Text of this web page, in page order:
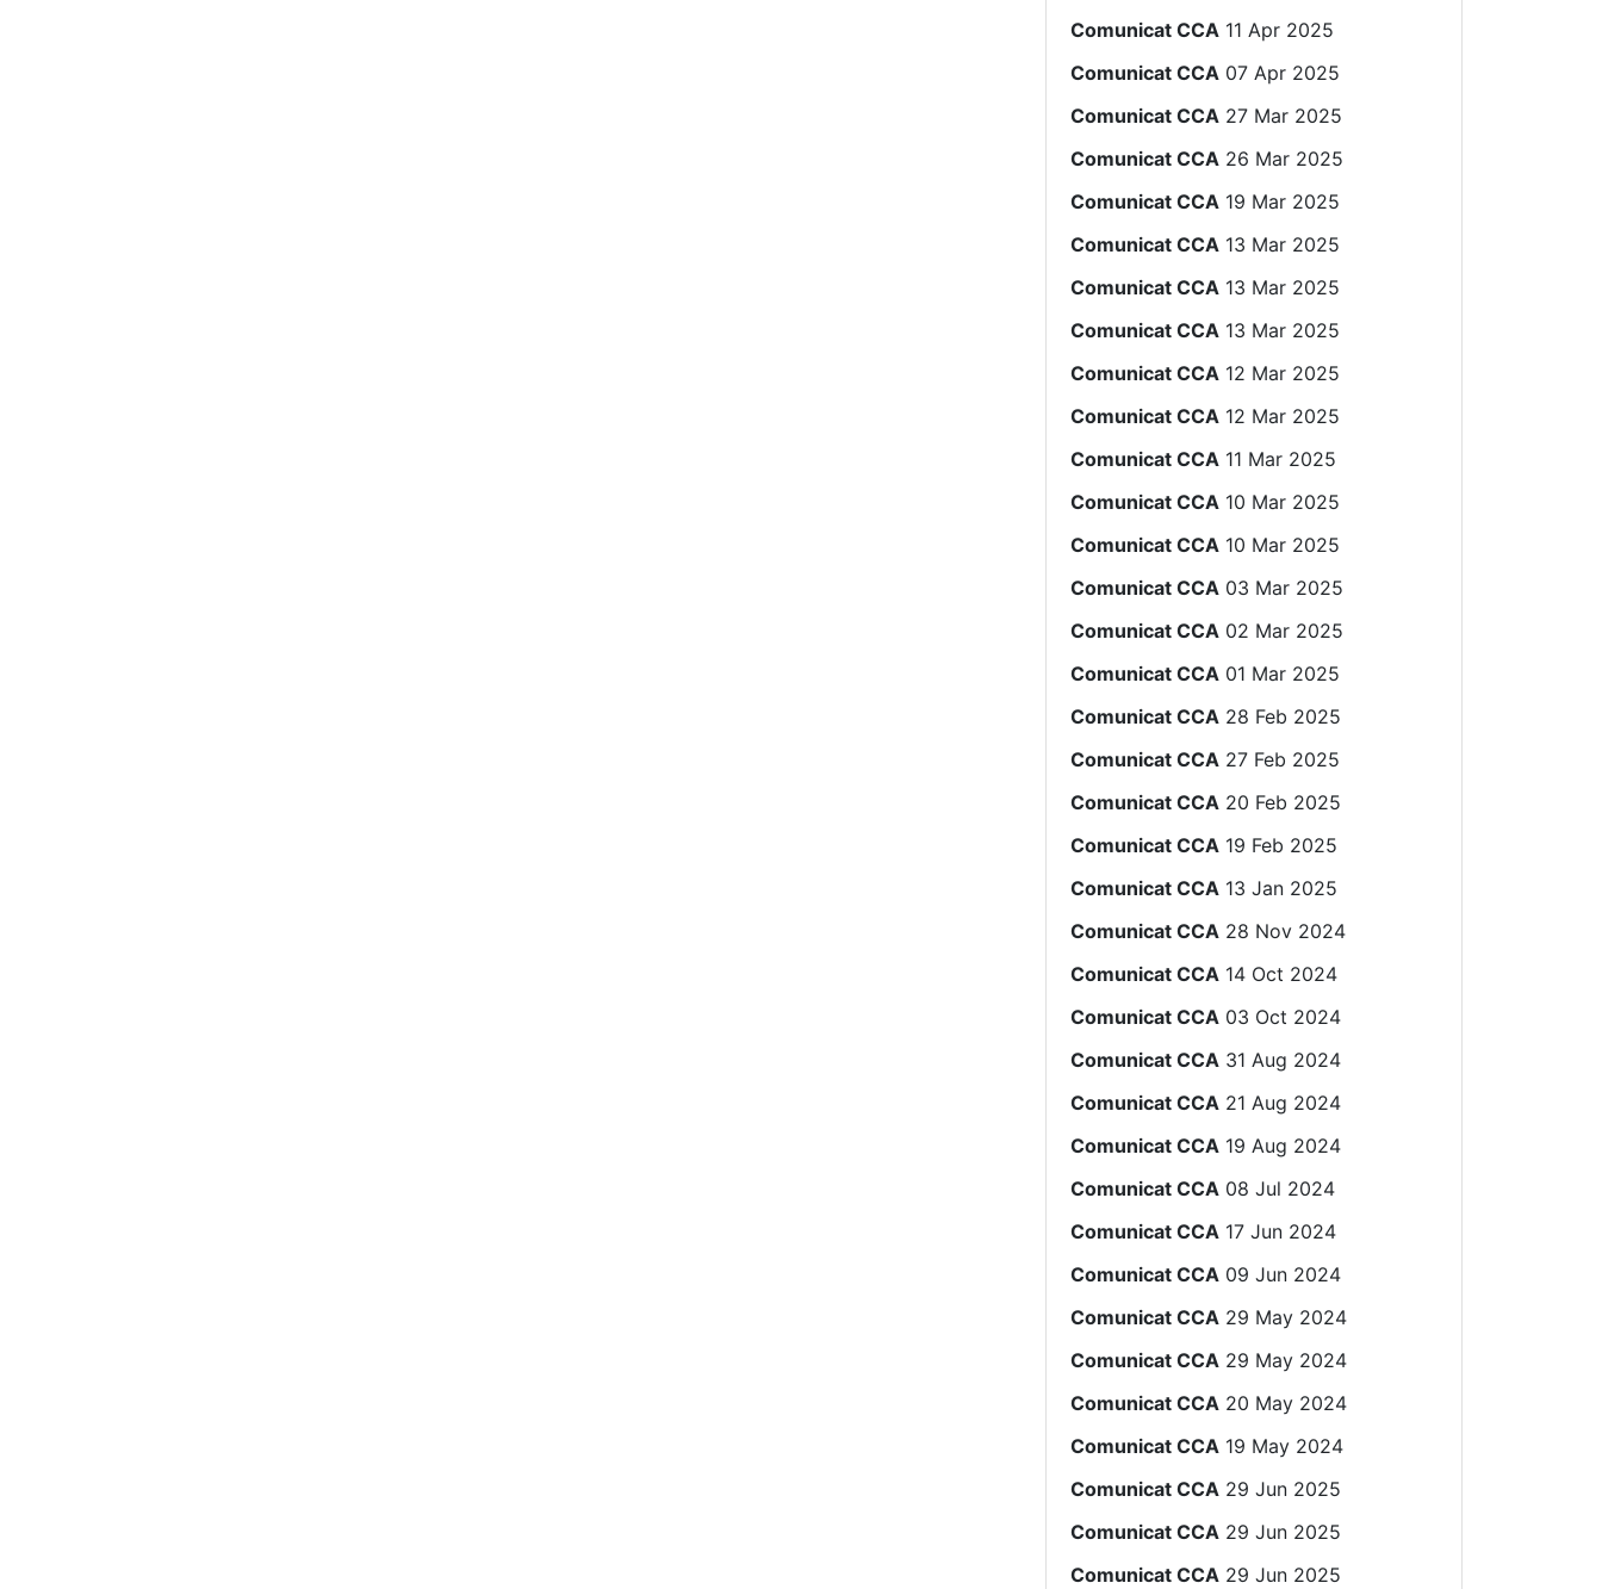
Comunicat CCA 11 Apr 2025
Comunicat CCA 07 Apr 2025
Comunicat CCA 27 Mar 2025
Comunicat CCA 26 Mar 2025
Comunicat CCA 19 Mar 2025
Comunicat CCA 13 Mar 2025
Comunicat CCA 13 Mar 2025
Comunicat CCA 13 Mar 2025
Comunicat CCA 12 Mar 2025
Comunicat CCA 12 Mar 2025
Comunicat CCA 11 Mar 2025
Comunicat CCA 10 Mar 2025
Comunicat CCA 10 Mar 2025
Comunicat CCA 03 Mar 2025
Comunicat CCA 02 Mar 2025
Comunicat CCA 01 Mar 2025
Comunicat CCA 28 Feb 2025
Comunicat CCA 27 Feb 2025
Comunicat CCA 20 Feb 2025
Comunicat CCA 19 Feb 2025
Comunicat CCA 13 Jan 2025
Comunicat CCA 28 Nov 2024
Comunicat CCA 14 Oct 2024
Comunicat CCA 03 Oct 2024
Comunicat CCA 31 Aug 2024
Comunicat CCA 21 Aug 2024
Comunicat CCA 19 Aug 2024
Comunicat CCA 08 Jul 2024
Comunicat CCA 17 Jun 2024
Comunicat CCA 09 Jun 2024
Comunicat CCA 29 May 2024
Comunicat CCA 29 May 2024
Comunicat CCA 20 May 2024
Comunicat CCA 19 May 2024
Comunicat CCA 29 Jun 2025
Comunicat CCA 29 Jun 2025
Comunicat CCA 29 Jun 2025